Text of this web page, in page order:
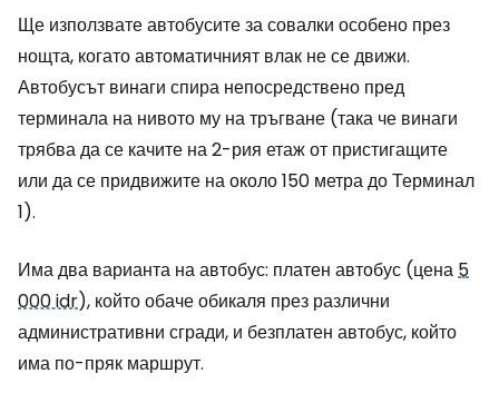
Ще използвате автобусите за совалки особено през
нощта, когато автоматичният влак не се движи.
Автобусът винаги спира непосредствено пред
терминала на нивото му на тръгване (така че винаги
трябва да се качите на 2-рия етаж от пристигащите
или да се придвижите на около 150 метра до Терминал
1).
Има два варианта на автобус: платен автобус (цена5
000 idr), който обаче обикаля през различни
административни сгради, и безплатен автобус, който
има по-пряк маршрут.